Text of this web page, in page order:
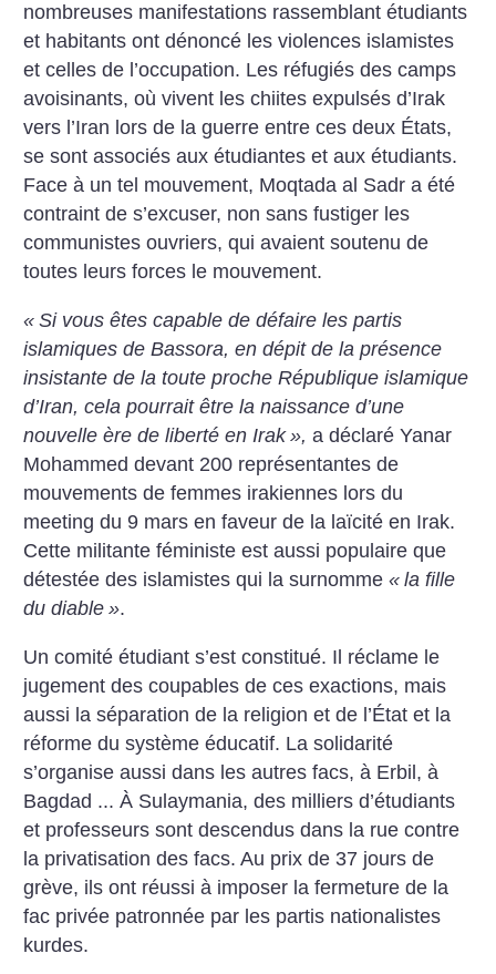
nombreuses manifestations rassemblant étudiants
et habitants ont dénoncé les violences islamistes
et celles de l’occupation. Les réfugiés des camps
avoisinants, où vivent les chiites expulsés d’Irak
vers l’Iran lors de la guerre entre ces deux États,
se sont associés aux étudiantes et aux étudiants.
Face à un tel mouvement, Moqtada al Sadr a été
contraint de s’excuser, non sans fustiger les
communistes ouvriers, qui avaient soutenu de
toutes leurs forces le mouvement.
« Si vous êtes capable de défaire les partis
islamiques de Bassora, en dépit de la présence
insistante de la toute proche République islamique
d’Iran, cela pourrait être la naissance d’une
nouvelle ère de liberté en Irak », a déclaré Yanar
Mohammed devant 200 représentantes de
mouvements de femmes irakiennes lors du
meeting du 9 mars en faveur de la laïcité en Irak.
Cette militante féministe est aussi populaire que
détestée des islamistes qui la surnomme« la fille
du diable ».
Un comité étudiant s’est constitué. Il réclame le
jugement des coupables de ces exactions, mais
aussi la séparation de la religion et de l’État et la
réforme du système éducatif. La solidarité
s’organise aussi dans les autres facs, à Erbil, à
Bagdad ... À Sulaymania, des milliers d’étudiants
et professeurs sont descendus dans la rue contre
la privatisation des facs. Au prix de 37 jours de
grève, ils ont réussi à imposer la fermeture de la
fac privée patronnée par les partis nationalistes
kurdes.